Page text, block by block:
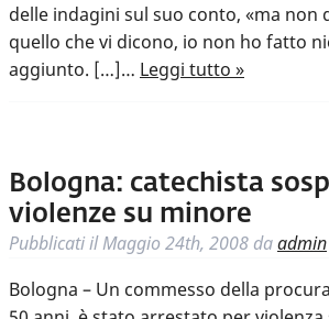
delle indagini sul suo conto, «ma non
quello che vi dicono, io non ho fatto
aggiunto. […]… Leggi tutto »
Bologna: catechista
violenze su minore
Pubblicati ilMaggio 24th, 2008 daadmin
Bologna – Un commesso della